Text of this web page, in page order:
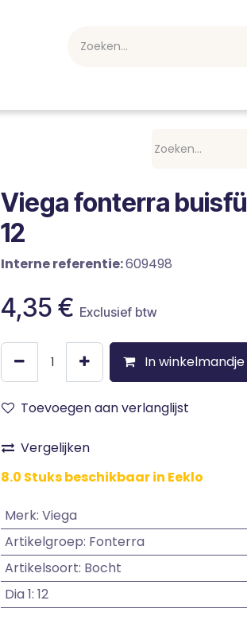
Viega fonterra
12
Interne referentie:609498
4,35 € Exclusief btw
In winkelmandje
Toevoegen aan verlanglijst
Vergelijken
8.0 Stuks beschikbaar in Eeklo
Merk: Viega
Artikelgroep: Fonterra
Artikelsoort: Bocht
Dia 1: 12